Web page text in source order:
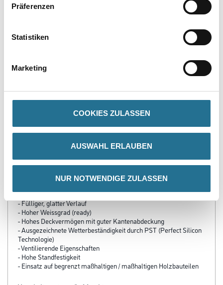
Präferenzen
Statistiken
Marketing
COOKIES ZULASSEN
AUSWAHL ERLAUBEN
NUR NOTWENDIGE ZULASSEN
Produkteigenschaft
- Leichte Verarbeitung
- Fülliger, glatter Verlauf
- Hoher Weissgrad (ready)
- Hohes Deckvermögen mit guter Kantenabdeckung
- Ausgezeichnete Wetterbeständigkeit durch PST (Perfect Silicon
Technologie)
- Ventilierende Eigenschaften
- Hohe Standfestigkeit
- Einsatz auf begrenzt maßhaltigen / maßhaltigen Holzbauteilen